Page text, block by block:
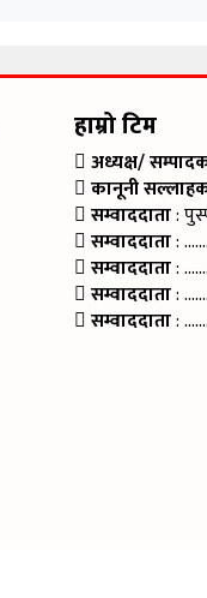
हाम्रो टिम
अध्यक्ष/
कानूनी
सम्वाददाता:
सम्वाददाता:
सम्वाददाता:
सम्वाददाता:
सम्वाददाता: